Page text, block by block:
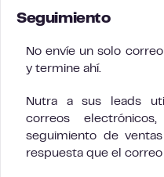
Seguimiento
No envíe un solo
y termine ahí.
Nutra a sus leads
correos
seguimiento de
respuesta que el